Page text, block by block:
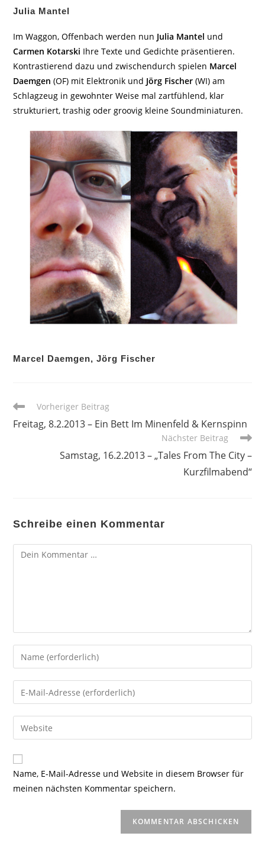
Julia Mantel
Im Waggon, Offenbach werden nun Julia Mantel und
Carmen Kotarski Ihre Texte und Gedichte präsentieren.
Kontrastierend dazu und zwischendurch spielen Marcel
Daemgen (OF) mit Elektronik und Jörg Fischer (WI) am
Schlagzeug in gewohnter Weise mal zartfühlend, klar
strukturiert, trashig oder groovig kleine Soundminiaturen.
Marcel Daemgen, Jörg Fischer
Weitere
ansehen
Vorheriger Beitrag
Freitag, 8.2.2013 – Ein Bett Im Minenfeld & Kernspinn
Nächster Beitrag
Samstag, 16.2.2013 – „Tales From The City –
Kurzfilmabend“
Schreibe einen Kommentar
Kommentar
Gib
deinen
Namen
oder
zum
Kommentieren
ein
Gib
deine
E-
Mail-
zum
Kommentieren
ein
Gib
deine
Website-
URL
Name, E-Mail-Adresse und Website in diesem Browser für
meinen nächsten Kommentar speichern.